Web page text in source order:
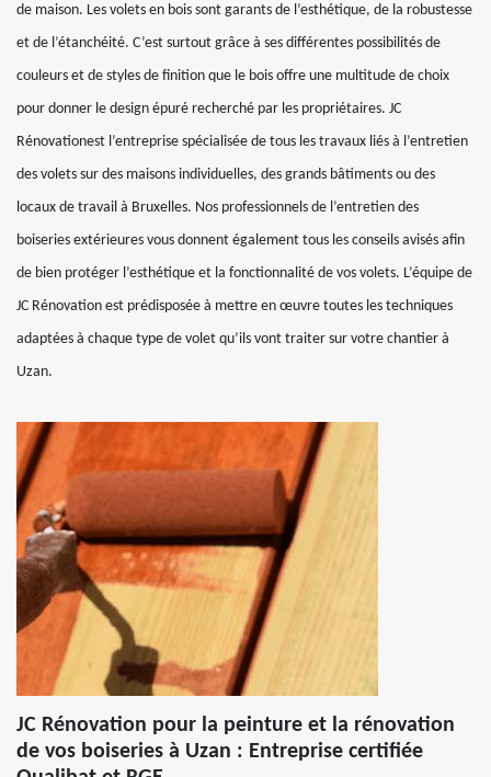
de maison. Les volets en bois sont garants de l’esthétique, de la robustesse
et de l’étanchéité. C’est surtout grâce à ses différentes possibilités de
couleurs et de styles de finition que le bois offre une multitude de choix
pour donner le design épuré recherché par les propriétaires. JC
Rénovationest l’entreprise spécialisée de tous les travaux liés à l’entretien
des volets sur des maisons individuelles, des grands bâtiments ou des
locaux de travail à Bruxelles. Nos professionnels de l’entretien des
boiseries extérieures vous donnent également tous les conseils avisés afin
de bien protéger l’esthétique et la fonctionnalité de vos volets. L’équipe de
JC Rénovation est prédisposée à mettre en œuvre toutes les techniques
adaptées à chaque type de volet qu’ils vont traiter sur votre chantier à
Uzan.
JC Rénovation pour la peinture et la rénovation
de vos boiseries à Uzan : Entreprise certifiée